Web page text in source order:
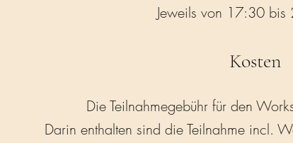
Jeweils von 17:30
Kosten
Die Teilnahmegebühr für den
Darin enthalten sind die Teilnahme incl.